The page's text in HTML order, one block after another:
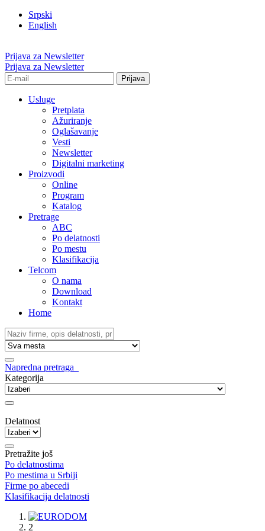
Srpski
English
Prijava za Newsletter
Prijava za Newsletter
Usluge
Pretplata
Ažuriranje
Oglašavanje
Vesti
Newsletter
Digitalni marketing
Proizvodi
Online
Program
Katalog
Pretrage
ABC
Po delatnosti
Po mestu
Klasifikacija
Telcom
O nama
Download
Kontakt
Home
Napredna pretraga
Kategorija
Delatnost
Pretražite još
Po delatnostima
Po mestima u Srbiji
Firme po abecedi
Klasifikacija delatnosti
1
2